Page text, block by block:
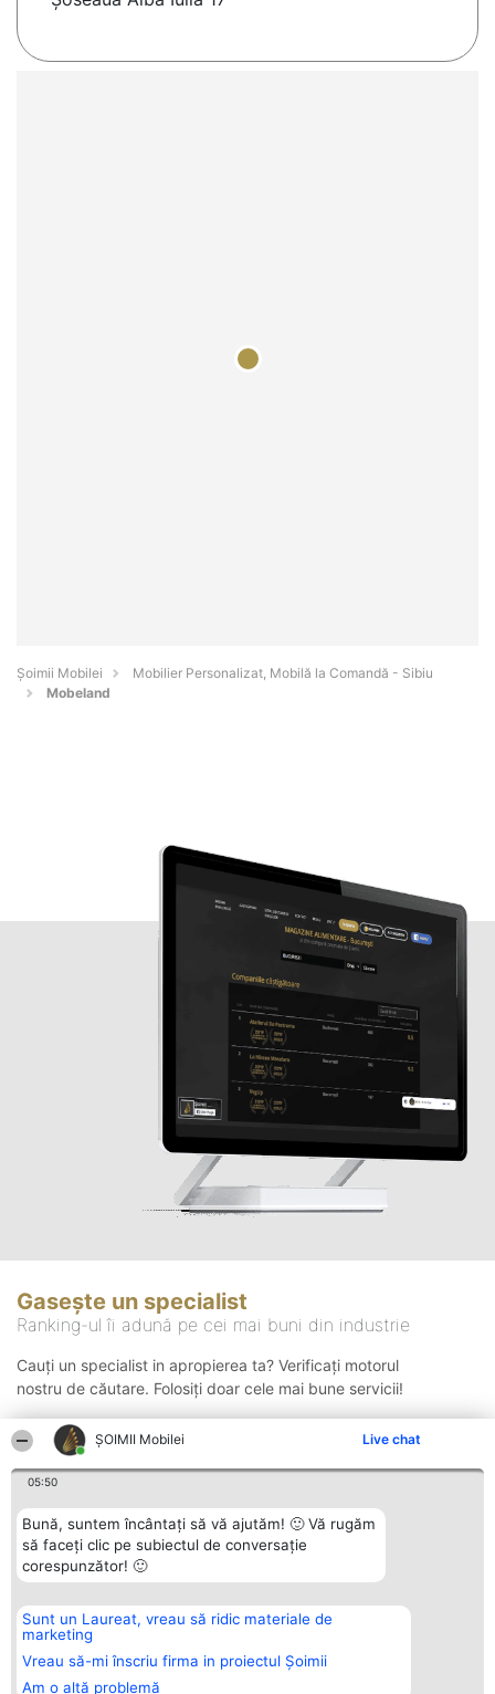
ȘOIMII Mobilei Live chat
05:50
Bună, suntem încântați să vă ajutăm! 🙂 Vă rugăm
să faceți clic pe subiectul de conversație
corespunzător! 🙂
Sunt un Laureat, vreau să ridic materiale de
marketing
Vreau să-mi înscriu firma in proiectul Șoimii
Am o altă problemă
Șoimii Mobilei
Mobilier Personalizat, Mobilă la Comandă - Sibiu
Mobeland
Gasește un specialist
Ranking-ul îi adună pe cei mai buni din industrie
Cauți un specialist in apropierea ta? Verificați motorul
nostru de căutare. Folosiți doar cele mai bune servicii!
Organizator Ranking
BRIGHT SOLUTIONS BR SRL
Aleea Timisul De Sus 2 Bl. A30
Sc. A Et. 4 Ap. 13 Cod 061952
București
Plebiscyt
Lista Tuturor
Laureaților
Contact